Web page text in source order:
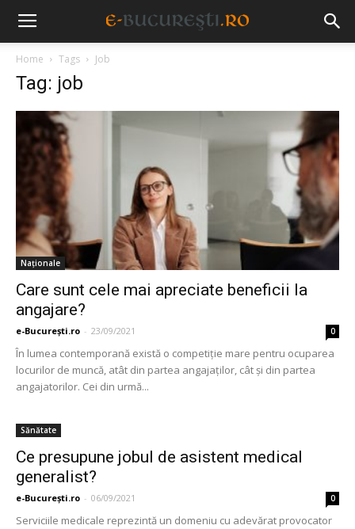
Home Tags Job
Tag: job
Naționale
Care sunt cele mai apreciate beneficii la
angajare?
e-București.ro - 23/09/2021 0
În lumea contemporană există o competiție mare pentru ocuparea
locurilor de muncă, atât din partea angajaților, cât și din partea
angajatorilor. Cei din urmă...
Sănătate
Ce presupune jobul de asistent medical
generalist?
e-București.ro - 06/09/2021 0
Serviciile medicale reprezintă un domeniu cu adevărat provocator